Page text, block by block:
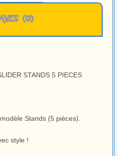
(0)
STANDS 5 PIECES
Stands (5 pièces).
style !